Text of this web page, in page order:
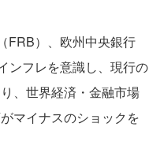
FRB）、欧州中央銀行
ンフレを意識し、現行の
、世界経済・金融市場
マイナスのショックを